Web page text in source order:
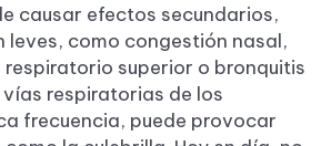
causar efectos secundarios,
leves, como congestión nasal,
superior o bronquitis
respiratorias de los
frecuencia, puede provocar